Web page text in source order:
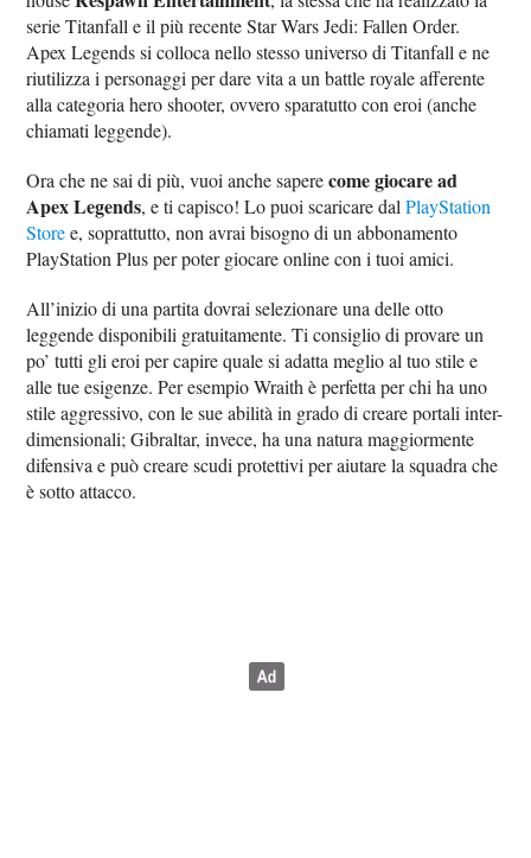
serie Titanfall e il più recente Star Wars Jedi: Fallen Order.
Apex Legends si colloca nello stesso universo di Titanfall e ne
riutilizza i personaggi per dare vita a un battle royale afferente
alla categoria hero shooter, ovvero sparatutto con eroi (anche
chiamati leggende).
Ora che ne sai di più, vuoi anche saperecome giocare ad
Apex Legends, e ti capisco! Lo puoi scaricare dalPlayStation
Storee, soprattutto, non avrai bisogno di un abbonamento
PlayStation Plus per poter giocare online con i tuoi amici.
All’inizio di una partita dovrai selezionare una delle otto
leggende disponibili gratuitamente. Ti consiglio di provare un
po’ tutti gli eroi per capire quale si adatta meglio al tuo stile e
alle tue esigenze. Per esempio Wraith è perfetta per chi ha uno
stile aggressivo, con le sue abilità in grado di creare portali inter-
dimensionali; Gibraltar, invece, ha una natura maggiormente
difensiva e può creare scudi protettivi per aiutare la squadra che
è sotto attacco.